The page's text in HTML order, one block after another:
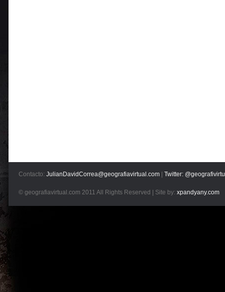
Contacto: JulianDavidCorrea@geografiavirtual.com Twitter:
© geografiavirtual.com 2011 All Rights Reserved | Site by: xpandyany.com